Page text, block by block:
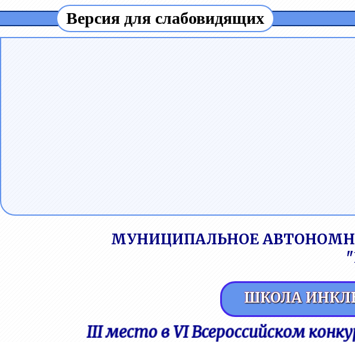
Версия для слабовидящих
МУНИЦИПАЛЬНОЕ
ШКОЛА
III место в VI Всероссийском